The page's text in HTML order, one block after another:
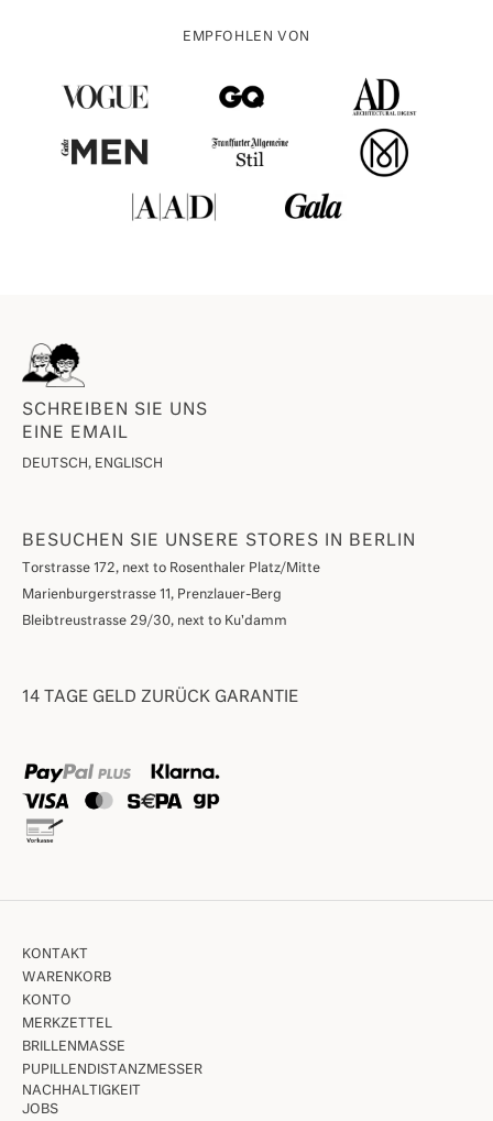
EMPFOHLEN VON
SCHREIBEN SIE UNS
EINE EMAIL
DEUTSCH, ENGLISCH
BESUCHEN SIE UNSERE STORES IN BERLIN
Torstrasse 172, next to Rosenthaler Platz/Mitte
Marienburgerstrasse 11, Prenzlauer-Berg
Bleibtreustrasse 29/30, next to Ku'damm
14 TAGE GELD ZURÜCK GARANTIE
KONTAKT
WARENKORB
KONTO
MERKZETTEL
BRILLENMASSE
PUPILLENDISTANZMESSER
NACHHALTIGKEIT
JOBS